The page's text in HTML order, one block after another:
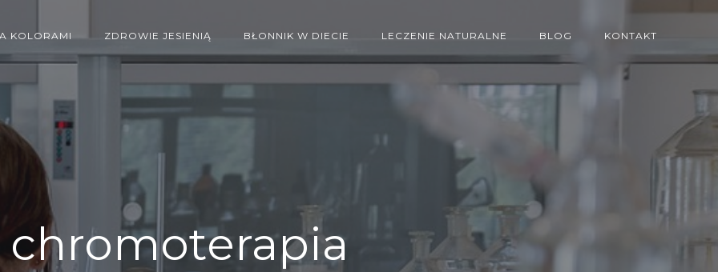
KOLORAMI ZDROWIE JESIENIĄ BŁONNIK W DIECIE LECZENIE NATURALNE BLOG KONTAKT
chromoterapia